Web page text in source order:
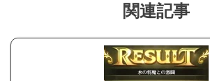
関連記事